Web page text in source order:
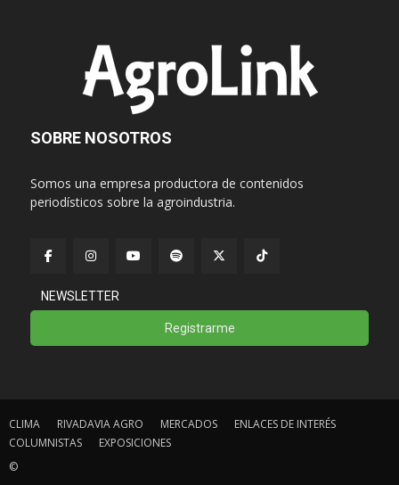
SOBRE NOSOTROS
Somos una empresa productora de contenidos
periodísticos sobre la agroindustria.
NEWSLETTER
Registrarme
CLIMA RIVADAVIA AGRO MERCADOS
ENLACES DE INTERÉS
COLUMNISTAS
EXPOSICIONES
©